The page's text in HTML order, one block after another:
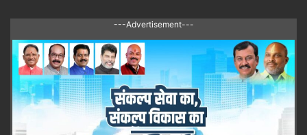
---Advertisement---